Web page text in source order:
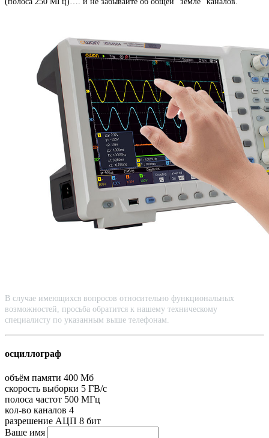
В случае имеющихся вопросов относительно функциональных
возможностей, просьба обратится к нашему техническому
специалисту по указанным выше телефонам.
осциллограф
объём памяти 400 Мб
скорость выборки 5 ГВ/с
полоса частот 500 МГц
кол-во каналов 4
разрешение АЦП 8 бит
Ваше имя